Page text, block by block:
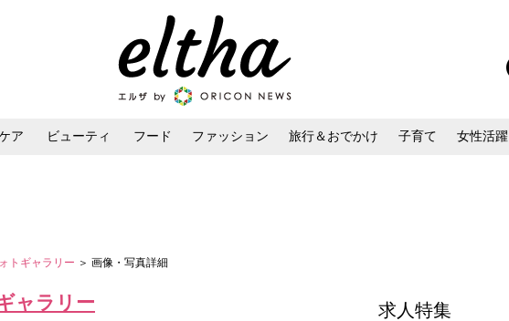
ア ビューティ フード ファッション 旅行＆おでかけ 子育て 女性活躍
トギャラリー ＞ 画像・写真詳細
ャラリー 求人特集